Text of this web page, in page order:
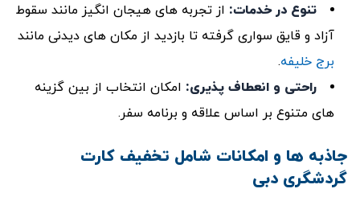
تنوع در خدمات: از تجربه‌ های هیجان ‌انگیز مانند سقوط
آزاد و قایق ‌سواری گرفته تا بازدید از مکان‌ های دیدنی مانند
برج خلیفه.
راحتی و انعطاف ‌پذیری: امکان انتخاب از بین گزینه‌
های متنوع بر اساس علاقه و برنامه سفر.
جاذبه‌ ها و امکانات شامل تخفیف کارت
گردشگری دبی